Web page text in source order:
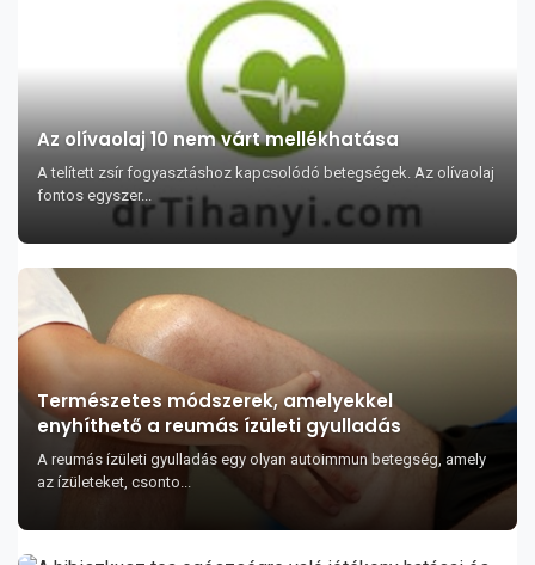
Az olívaolaj 10 nem várt mellékhatása
A telített zsír fogyasztáshoz kapcsolódó betegségek. Az olívaolaj
fontos egyszer...
Természetes módszerek, amelyekkel
enyhíthető a reumás ízületi gyulladás
A reumás ízületi gyulladás egy olyan autoimmun betegség, amely
az ízületeket, csonto...